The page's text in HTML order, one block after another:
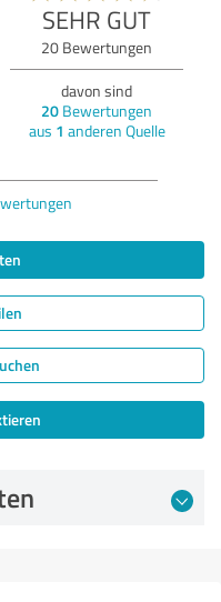
SEHR GUT
20 Bewertungen
davon sind
20 Bewertungen
aus 1 anderen Quelle